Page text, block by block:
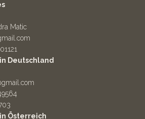
Matic
Deutschland
Österreich